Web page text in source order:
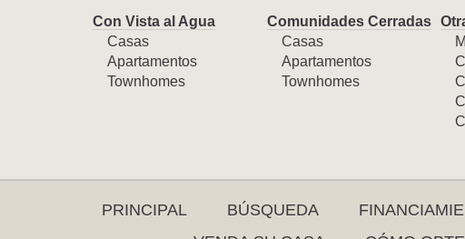
Con Vista al Agua
Casas
Apartamentos
Townhomes
Comunidades Cerradas
Casas
Apartamentos
Townhomes
PRINCIPAL BÚSQUEDA